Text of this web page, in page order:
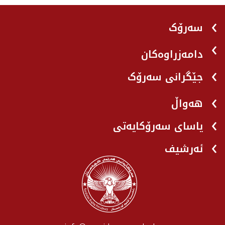
سەرۆک
دامەزراوەکان
جێگرانی سه‌رۆک
هه‌واڵ
یاسای سەرۆکایەتی
ئەرشیف